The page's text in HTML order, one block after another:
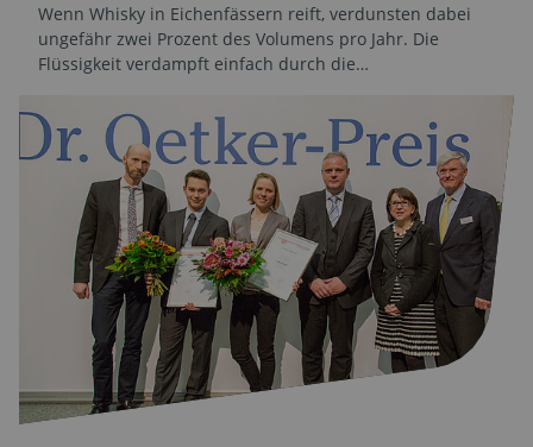
Wenn Whisky in Eichenfässern reift, verdunsten dabei
ungefähr zwei Prozent des Volumens pro Jahr. Die
Flüssigkeit verdampft einfach durch die…